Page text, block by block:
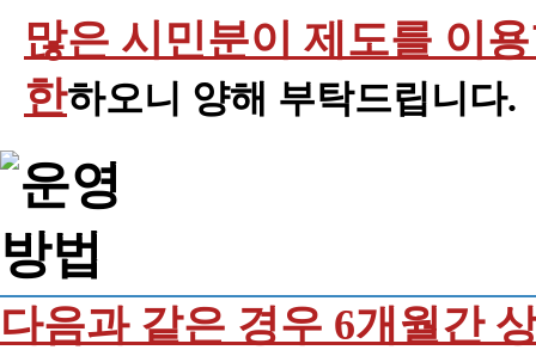
많은 시민분이 제도를 이
한하오니 양해 부탁드립니다.
다음과 같은 경우 6개월간